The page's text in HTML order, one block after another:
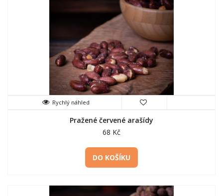
Rychlý náhled
Pražené červené arašídy
68 Kč
DO KOŠÍKU